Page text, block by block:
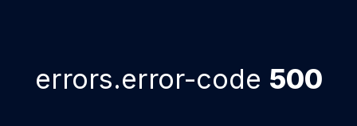
errors.error-code 500